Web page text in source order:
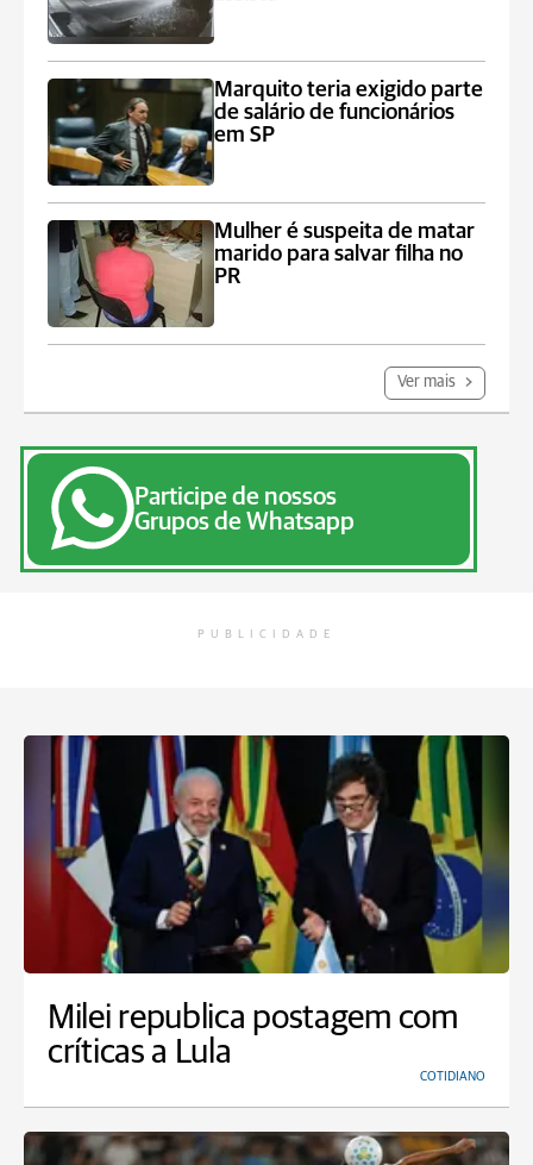
Marquito teria exigido parte
de salário de funcionários
em SP
Mulher é suspeita de matar
marido para salvar filha no
PR
Ver mais
Participe de nossos
Grupos de Whatsapp
PUBLICIDADE
Milei republica postagem com
críticas a Lula
COTIDIANO